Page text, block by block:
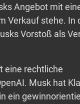
Angebot mit
Verkauf stehe. In
Vorstoß als
eine rechtliche
Musk hat
ein